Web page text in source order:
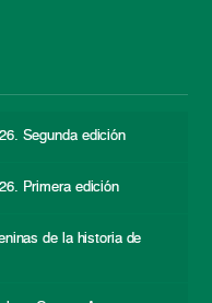
Segunda edición
Primera edición
de la historia de